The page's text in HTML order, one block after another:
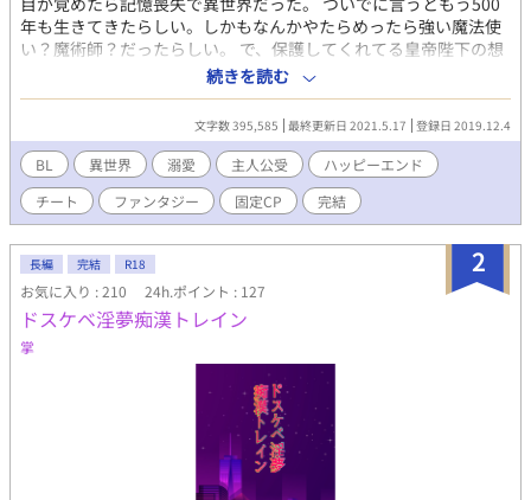
年も生きてきたらしい。しかもなんかやたらめったら強い魔法使
い？魔術師？だったらしい。 で、保護してくれてる皇帝陛下の想
い人、らしい、俺。・・マジこれ夢オチなんじゃねぇの！？ と、
あわあわしながら精神年齢高校生の主人公が溺愛されながら異世
界で生きていくお話です。 ギャグとシリアスが混在しております
(*´▽｀*) ☆★★☆ 小説家になろう(ムーンライトノベル)様にて掲
載・完結したお話の軽微修正版です。 ※R18・残酷表現等は予告
なしで入ります。
続きを読む
文字数 395,585 最終更新日 2021.5.17 登録日 2019.12.4
BL 異世界 溺愛 主人公受
ハッピーエンド
チート
ファンタジー 固定CP 完結
2
長編 完結 R18
お気に入り : 210 24h.ポイント : 127
ドスケベ淫夢痴漢トレイン
掌